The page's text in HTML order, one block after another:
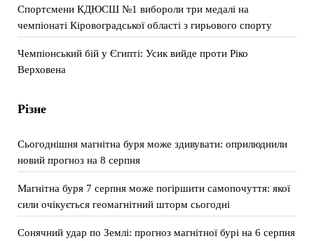
Спортсмени КДЮСШ №1 вибороли три медалі на
чемпіонаті Кіровоградської області з гирьового спорту
Чемпіонський бій у Єгипті: Усик вийде проти Ріко
Верховена
Різне
Сьогоднішня магнітна буря може здивувати: оприлюднили
новий прогноз на 8 серпня
Магнітна буря 7 серпня може погіршити самопочуття: якої
сили очікується геомагнітний шторм сьогодні
Сонячний удар по Землі: прогноз магнітної бурі на 6 серпня